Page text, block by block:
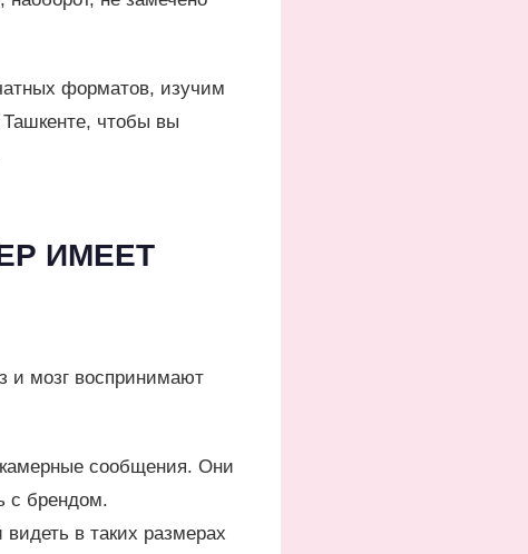
форматов, изучим
чтобы вы
ИМЕЕТ
и мозг воспринимают
сообщения. Они
с брендом.
в таких размерах